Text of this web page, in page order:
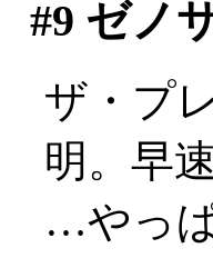
#9 ゼノ
ザ・プ
明。早
…やっ